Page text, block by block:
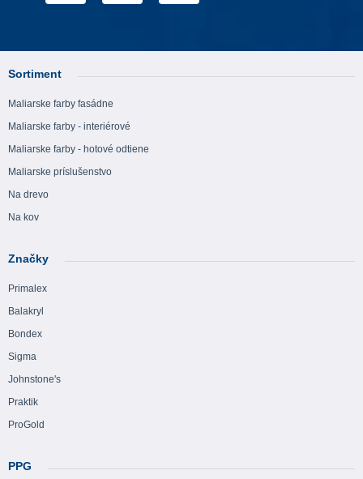
Sortiment
Maliarske farby fasádne
Maliarske farby - interiérové
Maliarske farby - hotové odtiene
Maliarske príslušenstvo
Na drevo
Na kov
Značky
Primalex
Balakryl
Bondex
Sigma
Johnstone's
Praktik
ProGold
PPG